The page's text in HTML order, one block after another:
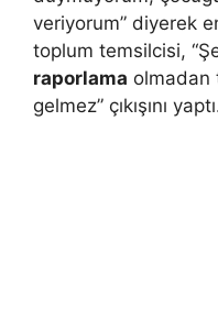
veriyorum” diyerek
toplum temsilcisi,
raporlama olmadan
gelmez” çıkışını